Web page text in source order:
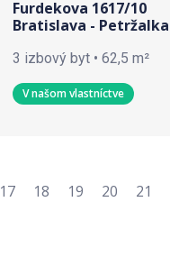
Furdekova 1617/10
Bratislava - Petržalka
3 izbový byt • 62,5 m²
V našom vlastníctve
17 18 19 20 21